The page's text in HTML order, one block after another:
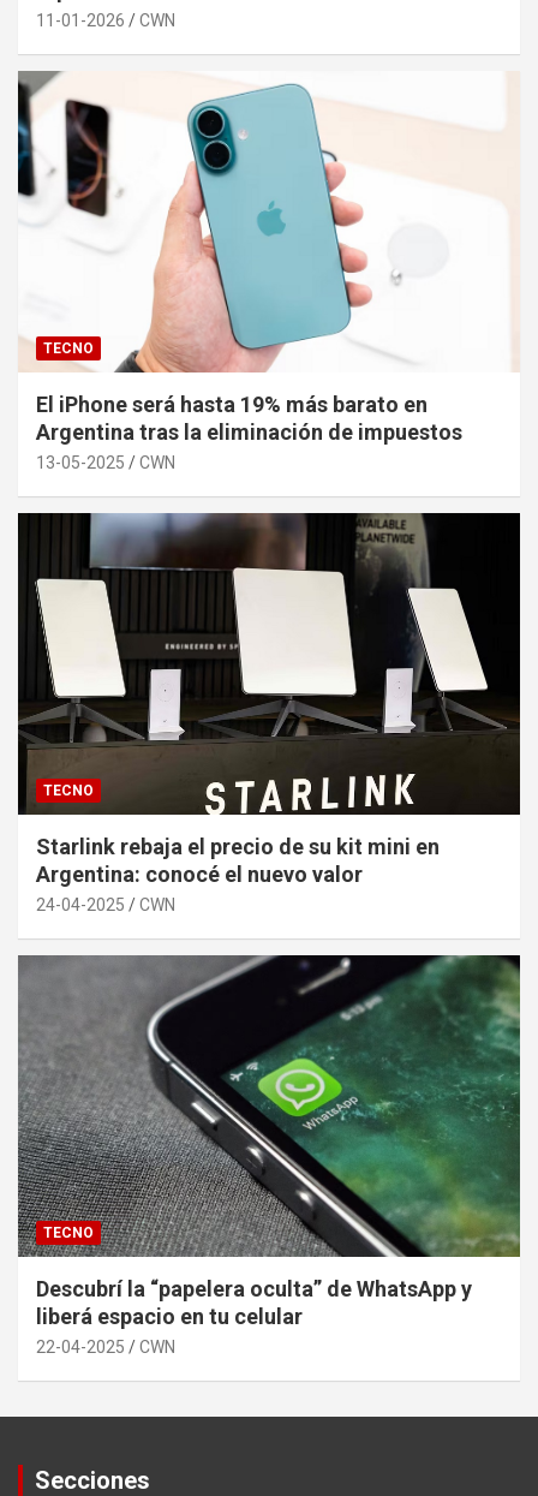
11-01-2026 CWN
TECNO
El iPhone será hasta 19% más barato en
Argentina tras la eliminación de impuestos
13-05-2025 CWN
TECNO
Starlink rebaja el precio de su kit mini en
Argentina: conocé el nuevo valor
24-04-2025 CWN
TECNO
Descubrí la “papelera oculta” de WhatsApp y
liberá espacio en tu celular
22-04-2025 CWN
Secciones